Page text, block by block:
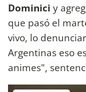
Dominici y
que pasó el
vivo, lo
Argentinas eso
animes",